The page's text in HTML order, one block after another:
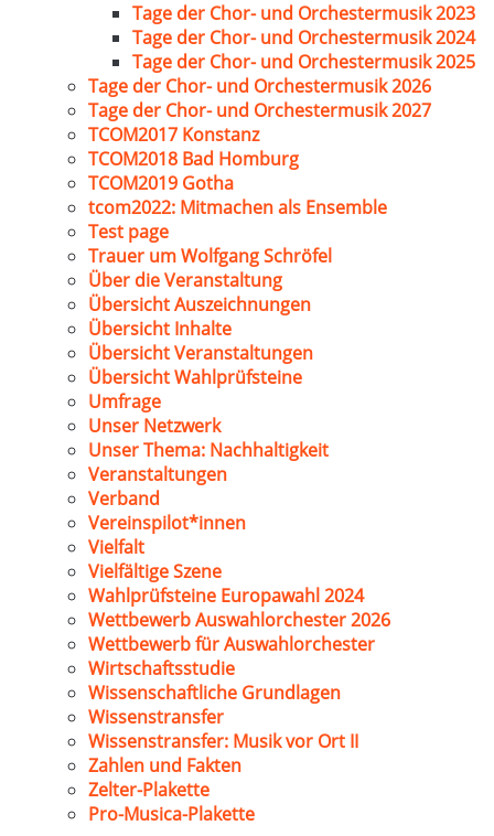
Tage der Chor- und Orchestermusik 2023
Tage der Chor- und Orchestermusik 2024
Tage der Chor- und Orchestermusik 2025
Tage der Chor- und Orchestermusik 2026
Tage der Chor- und Orchestermusik 2027
TCOM2017 Konstanz
TCOM2018 Bad Homburg
TCOM2019 Gotha
tcom2022: Mitmachen als Ensemble
Test page
Trauer um Wolfgang Schröfel
Über die Veranstaltung
Übersicht Auszeichnungen
Übersicht Inhalte
Übersicht Veranstaltungen
Übersicht Wahlprüfsteine
Umfrage
Unser Netzwerk
Unser Thema: Nachhaltigkeit
Veranstaltungen
Verband
Vereinspilot*innen
Vielfalt
Vielfältige Szene
Wahlprüfsteine Europawahl 2024
Wettbewerb Auswahlorchester 2026
Wettbewerb für Auswahlorchester
Wirtschaftsstudie
Wissenschaftliche Grundlagen
Wissenstransfer
Wissenstransfer: Musik vor Ort II
Zahlen und Fakten
Zelter-Plakette
Pro-Musica-Plakette